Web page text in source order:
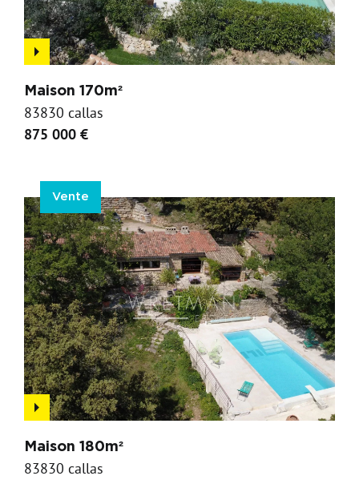
Maison 170m²
83830 callas
875 000 €
Vente
Maison 180m²
83830 callas